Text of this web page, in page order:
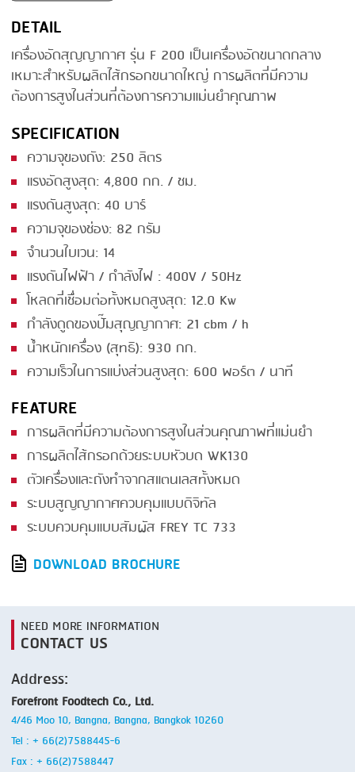
SMOKING
STEAMING
TRAY DENESTER
TUMBLING
VACUUM PACKING
VACUUM STUFFING
WASHING
DETAIL
เครื่องอัดสุญญากาศ รุ่น F 200 เป็นเครื่องอัดขนาดกลาง
เหมาะสำหรับผลิตไส้กรอกขนาดใหญ่ การผลิตที่มีความ
ต้องการสูงในส่วนที่ต้องการความแม่นยำคุณภาพ
SPECIFICATION
ความจุของถัง: 250 ลิตร
แรงอัดสูงสุด: 4,800 กก. / ชม.
แรงดันสูงสุด: 40 บาร์
ความจุของช่อง: 82 กรัม
จำนวนใบเวน: 14
แรงดันไฟฟ้า / กำลังไฟ : 400V / 50Hz
โหลดที่เชื่อมต่อทั้งหมดสูงสุด: 12.0 Kw
กำลังดูดของปั๊มสุญญากาศ: 21 cbm / h
น้ำหนักเครื่อง (สุทธิ): 930 กก.
ความเร็วในการแบ่งส่วนสูงสุด: 600 พอร์ต / นาที
FEATURE
การผลิตที่มีความต้องการสูงในส่วนคุณภาพที่แม่นยำ
การผลิตไส้กรอกด้วยระบบหัวบด WK130
ตัวเครื่องและถังทำจากสแตนเลสทั้งหมด
ระบบสูญญากาศควบคุมแบบดิจิทัล
ระบบควบคุมแบบสัมผัส FREY TC 733
DOWNLOAD BROCHURE
NEED MORE INFORMATION
CONTACT US
Address:
Forefront Foodtech Co., Ltd.
4/46 Moo 10, Bangna, Bangna, Bangkok 10260
Tel : + 66(2)7588445-6
Fax : + 66(2)7588447